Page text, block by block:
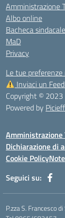
Amministrazione
Albo online
Bacheca sindacale
MaD
Privacy
Le tue
Inviaci un
Copyright © 2023
Powered by
Amministrazione
Dichiarazione di
Cookie Policy
Seguici su:
P.zza S. Francesco